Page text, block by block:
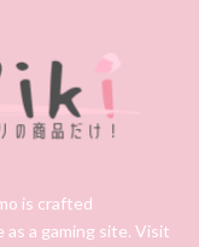
is crafted
a gaming site. Visit